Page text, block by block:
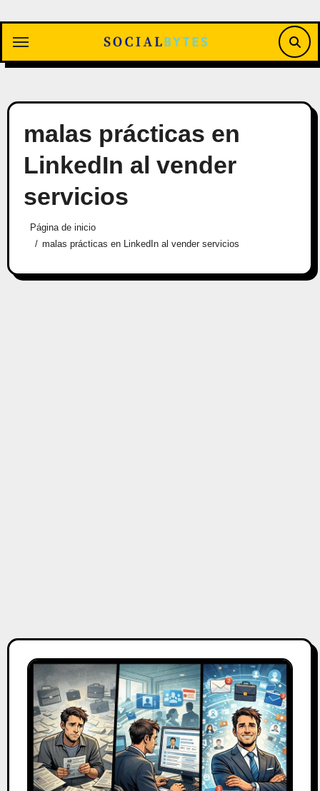
contenido
malas prácticas en
LinkedIn al vender
servicios
Página de inicio
malas prácticas en LinkedIn al vender servicios